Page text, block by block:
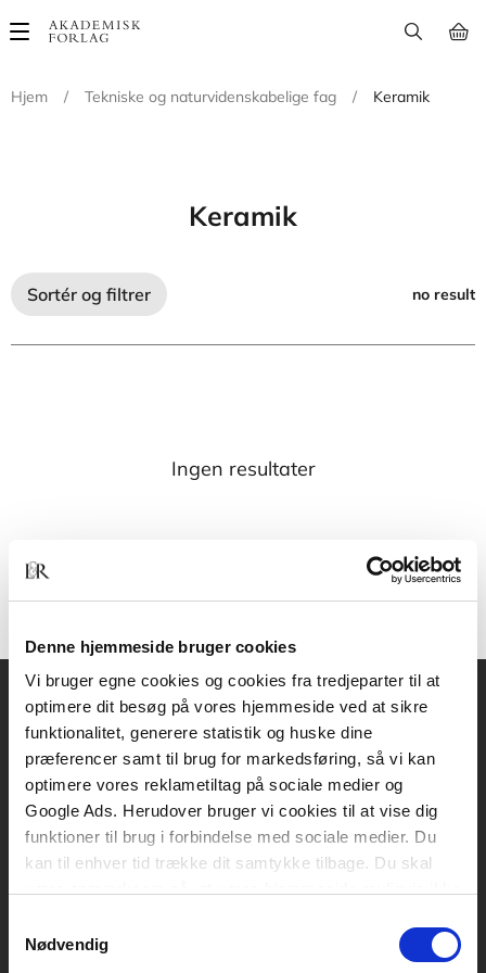
Denne hjemmeside bruger cookies
Vi bruger egne cookies og cookies fra tredjeparter til at
optimere dit besøg på vores hjemmeside ved at sikre
funktionalitet, generere statistik og huske dine
præferencer samt til brug for markedsføring, så vi kan
optimere vores reklametiltag på sociale medier og
Google Ads. Herudover bruger vi cookies til at vise dig
funktioner til brug i forbindelse med sociale medier. Du
kan til enhver tid trække dit samtykke tilbage. Du skal
tilbagetrækker et samtykke.
Nødvendig
Main
Hjem
/ Tekniske og naturvidenskabelige fag / Keramik
Keramik
Sortér og filtrer no result
Ingen resultater
Akademisk Forlag
Vognmagergade 11
1120 København K
CVR 76351910
Kontakt kundeservice